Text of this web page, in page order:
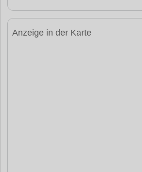
Anzeige in der Karte